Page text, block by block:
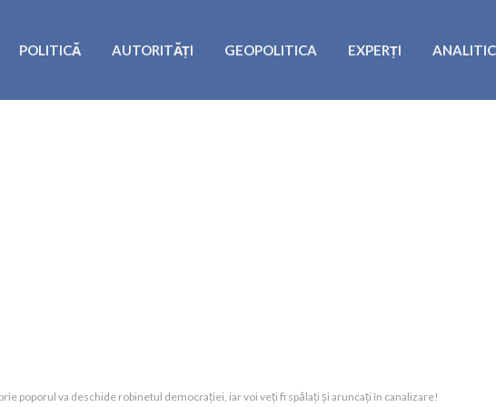
POLITICĂ AUTORITĂȚI GEOPOLITICA EXPERȚI
poporul va deschide robinetul democrației, iar voi veți fi spălați și aruncați în canalizare!